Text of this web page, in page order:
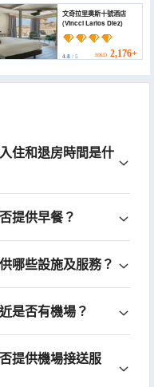
文奇拉里奧斯十號酒店
(Vincci Larios Diez)
4.8/ 5 HKD 2,176+
住和退房時間是什
提供早餐？
哪些設施及服務？
是否有機場？
提供機場接送服